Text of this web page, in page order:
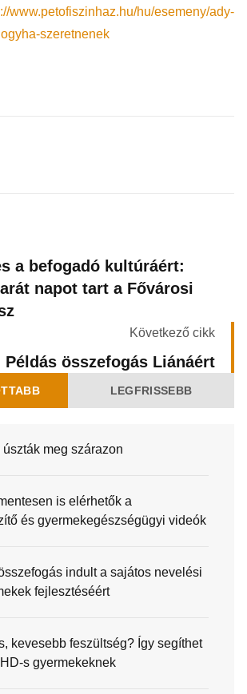
www.petofiszinhaz.hu/hu/esemeny/ady-
szeretnenek
a befogadó kultúráért:
napot tart a Fővárosi
Következő cikk
Példás összefogás Liánáért
LEGFRISSEBB
meg szárazon
is elérhetők a
és gyermekegészségügyi videók
indult a sajátos nevelési
fejlesztéséért
kevesebb feszültség? Így segíthet
s gyermekeknek